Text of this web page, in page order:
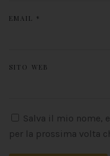
EMAIL *
SITO WEB
Salva il mio nome,
per la prossima volta